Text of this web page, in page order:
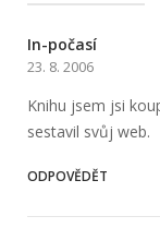
In-počasí
23. 8. 2006
Knihu jsem jsi
sestavil svůj web.
ODPOVĚDĚT